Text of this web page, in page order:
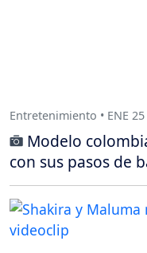
Entretenimiento • ENE
Modelo
con sus pasos de